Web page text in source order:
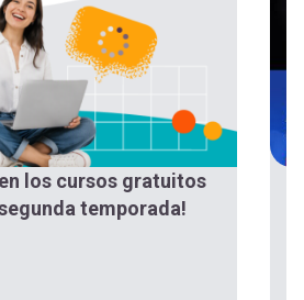
los cursos gratuitos
temporada!